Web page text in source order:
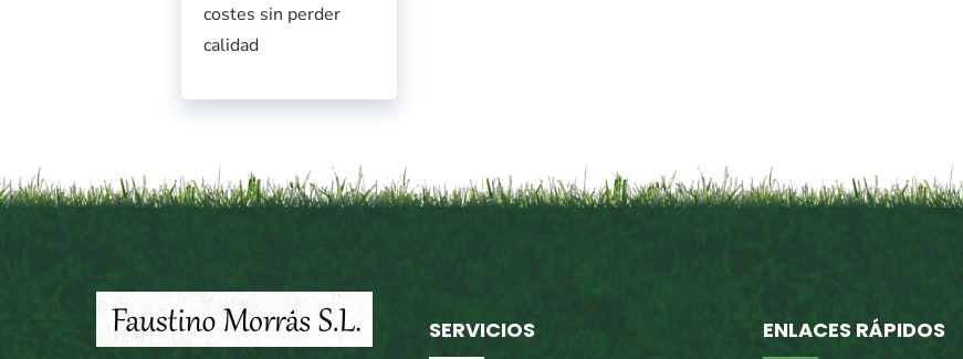
costes sin perder
calidad
SERVICIOS ENLACES RÁPIDOS